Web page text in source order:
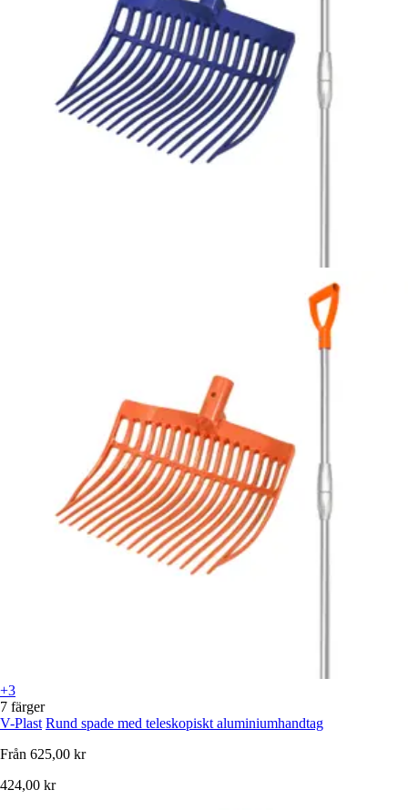
+3
7 färger
V-Plast Rund spade med teleskopiskt aluminiumhandtag
Från 625,00 kr
424,00 kr